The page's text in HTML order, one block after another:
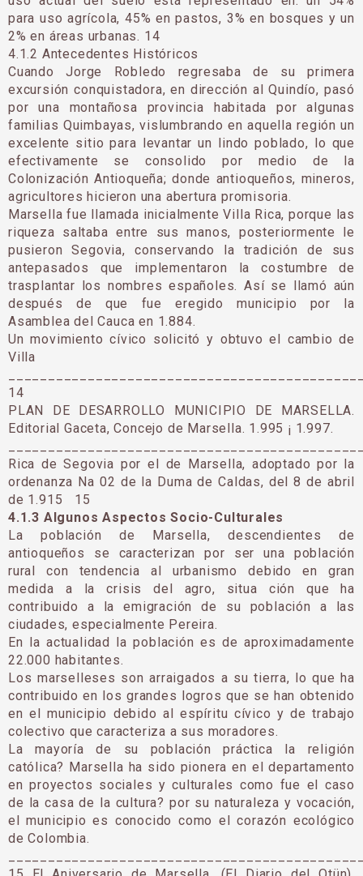
para uso agrícola, 45% en pastos, 3% en bosques y un
2% en áreas urbanas. 14
4.1.2 Antecedentes Históricos
Cuando Jorge Robledo regresaba de su primera
excursión conquistadora, en dirección al Quindío, pasó
por una montañosa provincia habitada por algunas
familias Quimbayas, vislumbrando en aquella región un
excelente sitio para levantar un lindo poblado, lo que
efectivamente se consolido por medio de la
Colonización Antioqueña; donde antioqueños, mineros,
agricultores hicieron una abertura promisoria.
Marsella fue llamada inicialmente Villa Rica, porque las
riqueza saltaba entre sus manos, posteriormente le
pusieron Segovia, conservando la tradición de sus
antepasados que implementaron la costumbre de
trasplantar los nombres españoles. Así se llamó aún
después de que fue eregido municipio por la
Asamblea del Cauca en 1.884.
Un movimiento cívico solicitó y obtuvo el cambio de
Villa
14
PLAN DE DESARROLLO MUNICIPIO DE MARSELLA.
Editorial Gaceta, Concejo de Marsella. 1.995 ¡ 1.997.
Rica de Segovia por el de Marsella, adoptado por la
ordenanza Na 02 de la Duma de Caldas, del 8 de abril
de 1.915 15
4.1.3 Algunos Aspectos Socio-Culturales
La población de Marsella, descendientes de
antioqueños se caracterizan por ser una población
rural con tendencia al urbanismo debido en gran
medida a la crisis del agro, situa ción que ha
contribuido a la emigración de su población a las
ciudades, especialmente Pereira.
En la actualidad la población es de aproximadamente
22.000 habitantes.
Los marselleses son arraigados a su tierra, lo que ha
contribuido en los grandes logros que se han obtenido
en el municipio debido al espíritu cívico y de trabajo
colectivo que caracteriza a sus moradores.
La mayoría de su población práctica la religión
católica? Marsella ha sido pionera en el departamento
en proyectos sociales y culturales como fue el caso
de la casa de la cultura? por su naturaleza y vocación,
el municipio es conocido como el corazón ecológico
de Colombia.